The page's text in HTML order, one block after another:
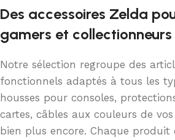
Des accessoires Zelda
gamers et collectionneurs
Notre sélection regroupe des
fonctionnels adaptés à tous les
housses pour consoles,
cartes, câbles aux couleurs de
bien plus encore. Chaque produit